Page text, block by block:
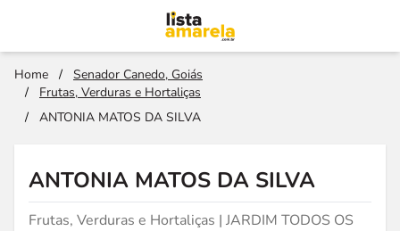
Home /
Senador Canedo, Goiás
/
Frutas, Verduras e Hortaliças
/
ANTONIA MATOS DA SILVA
ANTONIA MATOS DA SILVA
Frutas, Verduras e Hortaliças | JARDIM TODOS OS